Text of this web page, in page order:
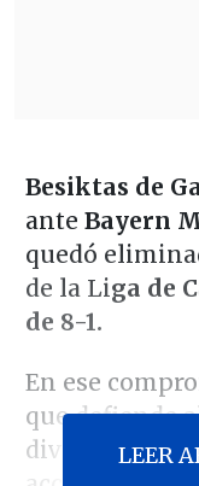
Besiktas de
ante Bayern
quedó
de la Liga de
de 8-1.
En ese
que defiende
diversosLEER